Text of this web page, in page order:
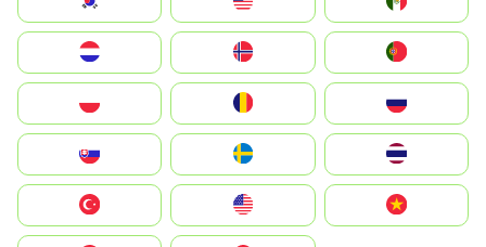
United States